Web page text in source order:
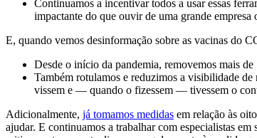
Continuamos a incentivar todos a usar essas
impactante do que ouvir de uma grande empresa
E, quando vemos desinformação sobre as vacinas do
Desde o início da pandemia, removemos mais
Também rotulamos e reduzimos a visibilidade
vissem e — quando o fizessem — tivessem o
Adicionalmente, já tomamos medidas em relação às oito
ajudar. E continuamos a trabalhar com especialistas